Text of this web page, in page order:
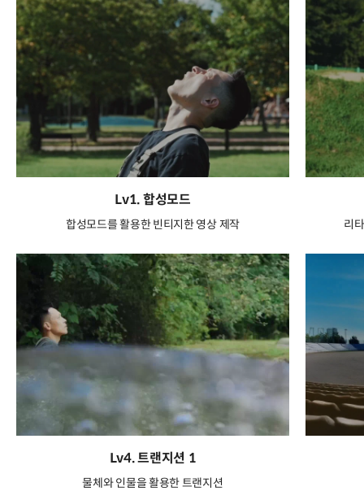
Lv1. 합성모드
합성모드를 활용한 빈티지한 영상 제작 리
Lv4. 트랜지션 1
물체와 인물을 활용한 트랜지션